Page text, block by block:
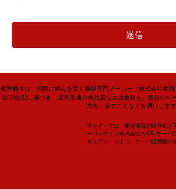
癒雅膳食は、福岡に拠点を置く薬膳専門メーカー〈株式会社癒
源”の思想に基づき、世界各地の高品質な薬膳食材を、独自のル
力を、余すことなくお届けします
当サイトでは、通信情報の暗号化と
ーバルサイン株式会社のSSLサーバ
キュアシールより、サーバ証明書の